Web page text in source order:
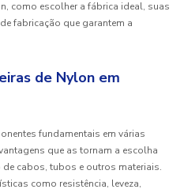
como escolher a fábrica ideal, suas
fabricação que garantem a
de Nylon em
fundamentais em várias
que as tornam a escolha
cabos, tubos e outros materiais.
como resistência, leveza,